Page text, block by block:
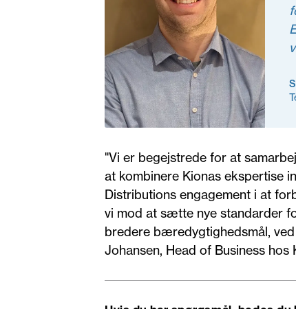
"Vi er begejstrede for at
at kombinere Kionas ekspertise
Distributions engagement i at
vi mod at sætte nye standarder
bredere bæredygtighedsmål,
Johansen, Head of Business hos